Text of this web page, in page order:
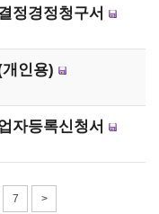
정경정청구서
인용)
자등록신청서
7 >